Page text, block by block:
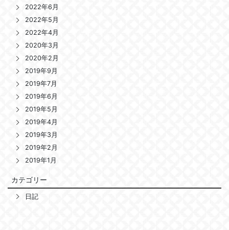
2022年6月
2022年5月
2022年4月
2020年3月
2020年2月
2019年9月
2019年7月
2019年6月
2019年5月
2019年4月
2019年3月
2019年2月
2019年1月
カテゴリー
日記